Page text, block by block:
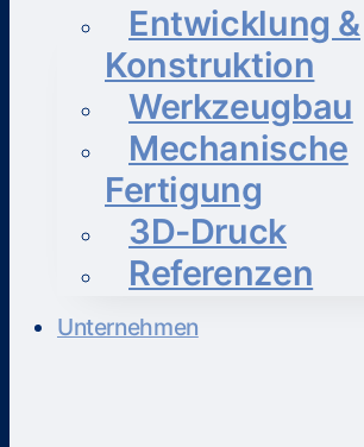
Entwicklung &
Konstruktion
Werkzeugbau
Mechanische
Fertigung
3D-Druck
Referenzen
Unternehmen